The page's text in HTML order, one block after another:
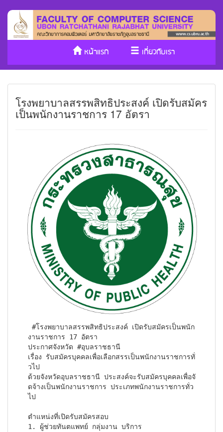
หน้าแรก
เกี่ยวกับเรา
ประกันคุณภาพ
วารสาร Cs
‎โรงพยาบาลสรรพสิทธิประสงค์‬ เปิดรับสมัคร
เป็นพนักงานราชการ 17 อัตรา
งานราชการ 17 อัตรา
ประกาศจังหวัด ‪#‎อุบลราชธานี‬
เรื่อง รับสมัครบุคคลเพื่อเลือกสรรเป็นพนักงานราชการทั่
วไป
ด้วยจังหวัดอุบลราชธานี ประสงค์จะรับสมัครบุคคลเพื่อจั
ดจ้างเป็นพนักงานราชการ ประเภทพนักงานราชการทั่ว
ไป
ตำแหน่งที่เปิดรับสมัครสอบ
1. ผู้ช่วยทันตแพทย์ กลุ่มงาน บริการ